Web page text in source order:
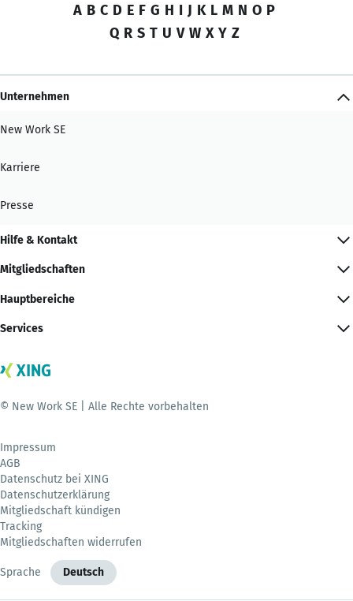
A B C D E F G H I J K L M N O P
Q R S T U V W X Y Z
Unternehmen
New Work SE
Karriere
Presse
Hilfe & Kontakt
Mitgliedschaften
Hauptbereiche
Services
© New Work SE | Alle Rechte vorbehalten
Impressum
AGB
Datenschutz bei XING
Datenschutzerklärung
Mitgliedschaft kündigen
Tracking
Mitgliedschaften widerrufen
Sprache Deutsch